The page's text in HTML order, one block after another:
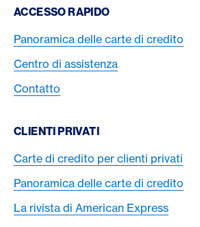
Footer Navigation
ACCESSO RAPIDO
Panoramica delle carte di credito
Centro di assistenza
Contatto
CLIENTI PRIVATI
Carte di credito per clienti privati
Panoramica delle carte di credito
La rivista di American Express